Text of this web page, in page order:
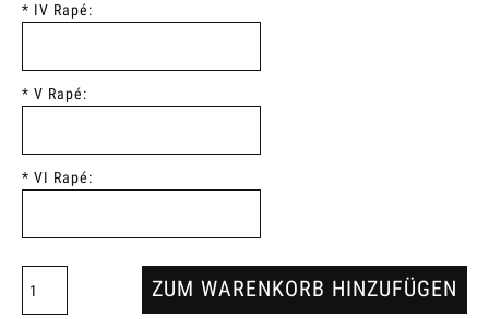
* IV Rapé:
* V Rapé:
* VI Rapé:
ZUM WARENKORB HINZUFÜGEN